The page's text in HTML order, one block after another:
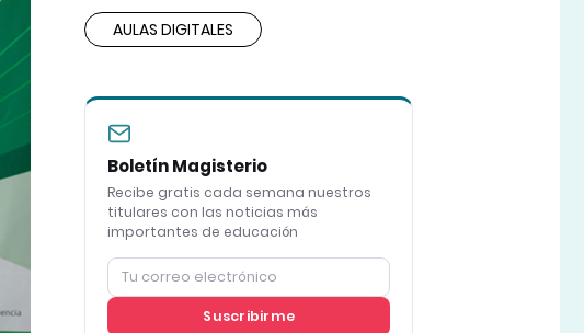
AULAS DIGITALES
Boletín Magisterio
Recibe gratis cada semana nuestros
titulares con las noticias más
importantes de educación
Suscribirme